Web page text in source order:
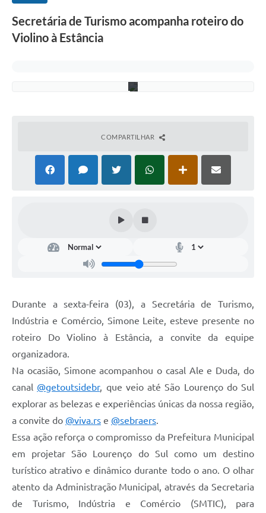
Secretária de Turismo acompanha roteiro do
Violino à Estância
o
COMPARTILHAR
Durante a sexta-feira (03), a Secretária de Turismo,
Indústria e Comércio, Simone Leite, esteve presente no
roteiro Do Violino à Estância, a convite da equipe
organizadora.
Na ocasião, Simone acompanhou o casal Ale e Duda, do
canal @getoutsidebr, que veio até São Lourenço do Sul
explorar as belezas e experiências únicas da nossa região,
a convite do @viva.rs e @sebraers.
Essa ação reforça o compromisso da Prefeitura Municipal
em projetar São Lourenço do Sul como um destino
turístico atrativo e dinâmico durante todo o ano. O olhar
atento da Administração Municipal, através da Secretaria
de Turismo, Indústria e Comércio (SMTIC), para